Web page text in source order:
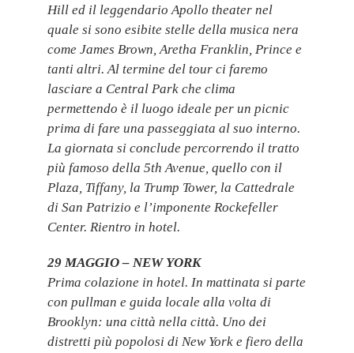
Hill ed il leggendario Apollo theater nel
quale si sono esibite stelle della musica nera
come James Brown, Aretha Franklin, Prince e
tanti altri. Al termine del tour ci faremo
lasciare a Central Park che clima
permettendo è il luogo ideale per un picnic
prima di fare una passeggiata al suo interno.
La giornata si conclude percorrendo il tratto
più famoso della 5th Avenue, quello con il
Plaza, Tiffany, la Trump Tower, la Cattedrale
di San Patrizio e l’imponente Rockefeller
Center. Rientro in hotel.
29 MAGGIO – NEW YORK
Prima colazione in hotel. In mattinata si parte
con pullman e guida locale alla volta di
Brooklyn: una città nella città. Uno dei
distretti più popolosi di New York e fiero della